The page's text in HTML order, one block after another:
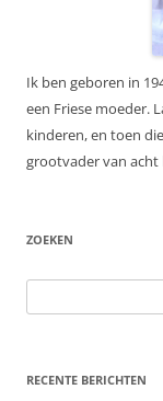
Ik ben geboren in
een Friese moeder.
kinderen, en toen
grootvader van acht
ZOEKEN
naar:
RECENTE BERICHTEN